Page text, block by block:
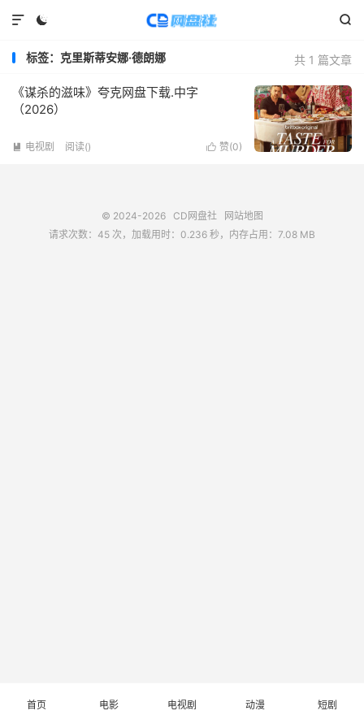
 

共 1 篇文章
标签：克里斯蒂安娜·德朗娜
《谋杀的滋味》夸克网盘下载.中字
（2026）
 赞(0)
 电视剧 阅读()
© 2024-2026 CD网盘社
网站地图
请求次数：45 次，加载用时：0.236 秒，内存占用：7.08 MB
首页 电影 电视剧 动漫 短剧